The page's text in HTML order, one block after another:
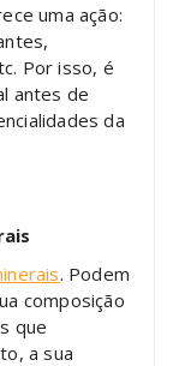
uma ação:
Por isso, é
antes de
da
. Podem
composição
que
a sua